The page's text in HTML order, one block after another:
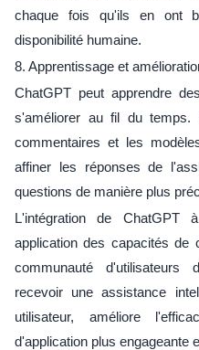
chaque fois qu'ils en ont
disponibilité humaine.
8. Apprentissage et
ChatGPT peut apprendre
s'améliorer au fil du temps.
commentaires et les
affiner les réponses de
questions de manière plus
L'intégration de ChatGPT
application des capacités de
communauté d'utilisateurs
recevoir une assistance
utilisateur, améliore
d'application plus engageante